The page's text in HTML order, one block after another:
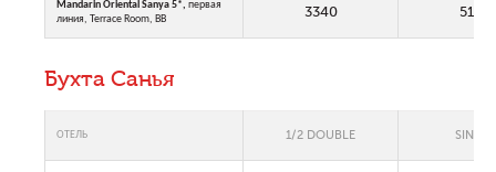
Mandarin Oriental Sanya 5*, первая
линия, Terrace Room, BB
3340 5180
Бухта Санья
ОТЕЛЬ 1/2 DOUBLE SINGLE